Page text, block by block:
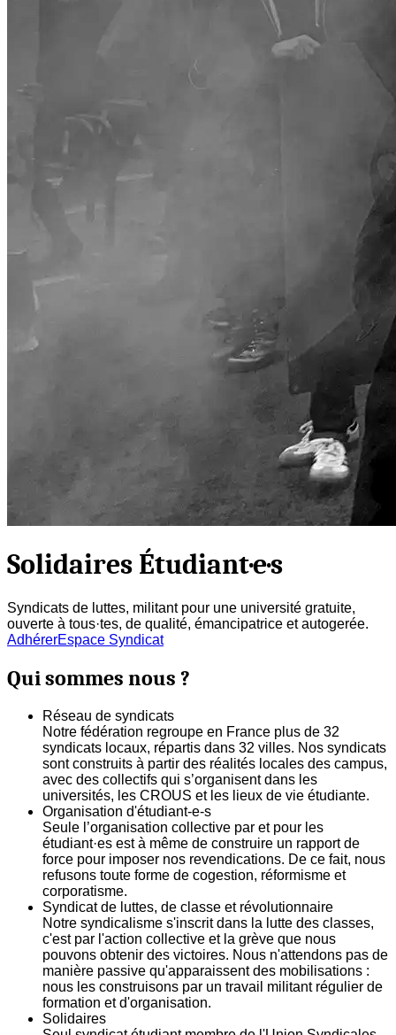
Solidaires Étudiant·e·s
Syndicats de luttes, militant pour une université gratuite,
ouverte à tous·tes, de qualité, émancipatrice et autogerée.
AdhérerEspace Syndicat
Qui sommes nous ?
Réseau de syndicats
Notre fédération regroupe en France plus de 32
syndicats locaux, répartis dans 32 villes. Nos syndicats
sont construits à partir des réalités locales des campus,
avec des collectifs qui s’organisent dans les
universités, les CROUS et les lieux de vie étudiante.
Organisation d'étudiant-e-s
Seule l’organisation collective par et pour les
étudiant·es est à même de construire un rapport de
force pour imposer nos revendications. De ce fait, nous
refusons toute forme de cogestion, réformisme et
corporatisme.
Syndicat de luttes, de classe et révolutionnaire
Notre syndicalisme s'inscrit dans la lutte des classes,
c'est par l'action collective et la grève que nous
pouvons obtenir des victoires. Nous n'attendons pas de
manière passive qu'apparaissent des mobilisations :
nous les construisons par un travail militant régulier de
formation et d'organisation.
Solidaires